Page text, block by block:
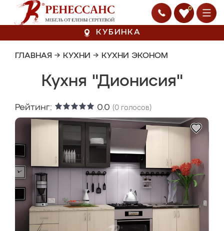
0
КУБИНКА
ГЛАВНАЯ → КУХНИ → КУХНИ ЭКОНОМ
Кухня "Дионисия"
Рейтинг: 0.0 (0 голосов)